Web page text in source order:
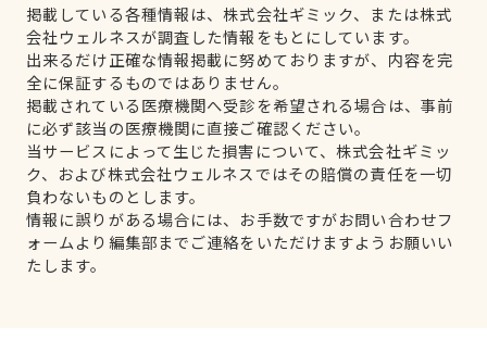
掲載している各種情報は、株式会社ギミック、または株式
会社ウェルネスが調査した情報をもとにしています。
出来るだけ正確な情報掲載に努めておりますが、内容を完
全に保証するものではありません。
掲載されている医療機関へ受診を希望される場合は、事前
に必ず該当の医療機関に直接ご確認ください。
当サービスによって生じた損害について、株式会社ギミッ
ク、および株式会社ウェルネスではその賠償の責任を一切
負わないものとします。
情報に誤りがある場合には、お手数ですがお問い合わせフ
ォームより編集部までご連絡をいただけますようお願いい
たします。